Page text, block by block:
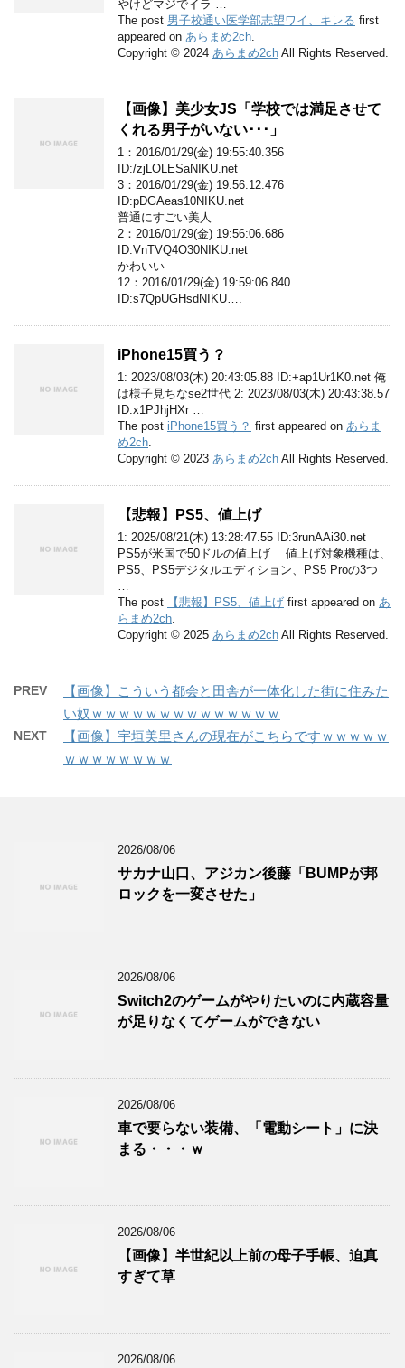
やけどマジでイラ …
The post 男子校通い医学部志望ワイ、キレる first
appeared on あらまめ2ch.
Copyright © 2024 あらまめ2ch All Rights Reserved.
【画像】美少女JS「学校では満足させて
くれる男子がいない･･･」
1：2016/01/29(金) 19:55:40.356
ID:/zjLOLESaNIKU.net
3：2016/01/29(金) 19:56:12.476
ID:pDGAeas10NIKU.net
普通にすごい美人
2：2016/01/29(金) 19:56:06.686
ID:VnTVQ4O30NIKU.net
かわいい
12：2016/01/29(金) 19:59:06.840
ID:s7QpUGHsdNIKU….
iPhone15買う？
1: 2023/08/03(木) 20:43:05.88 ID:+ap1Ur1K0.net 俺
は様子見ちなse2世代 2: 2023/08/03(木) 20:43:38.57
ID:x1PJhjHXr …
The post iPhone15買う？ first appeared on あらま
め2ch.
Copyright © 2023 あらまめ2ch All Rights Reserved.
【悲報】PS5、値上げ
1: 2025/08/21(木) 13:28:47.55 ID:3runAAi30.net
PS5が米国で50ドルの値上げ 値上げ対象機種は、
PS5、PS5デジタルエディション、PS5 Proの3つ
…
The post
【悲報】PS5、値上げ first appeared on あ
らまめ2ch.
Copyright © 2025 あらまめ2ch All Rights Reserved.
PREV
【画像】こういう都会と田舎が一体化した街に住みた
い奴ｗｗｗｗｗｗｗｗｗｗｗｗｗｗ
NEXT
【画像】宇垣美里さんの現在がこちらですｗｗｗｗｗ
ｗｗｗｗｗｗｗｗ
2026/08/06
サカナ山口、アジカン後藤「BUMPが邦
ロックを一変させた」
2026/08/06
Switch2のゲームがやりたいのに内蔵容量
が足りなくてゲームができない
2026/08/06
車で要らない装備、「電動シート」に決
まる・・・ｗ
2026/08/06
【画像】半世紀以上前の母子手帳、迫真
すぎて草
2026/08/06